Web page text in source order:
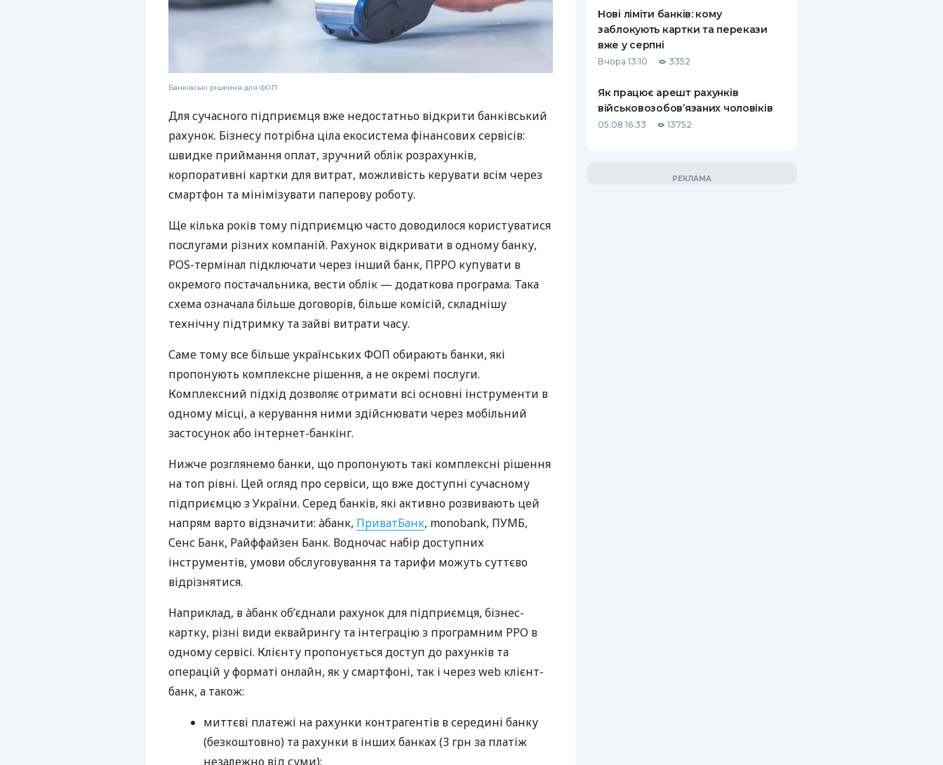
Банківські рішення для ФОП
Для сучасного підприємця вже недостатньо відкрити банківський
рахунок. Бізнесу потрібна ціла екосистема фінансових сервісів:
швидке приймання оплат, зручний облік розрахунків,
корпоративні картки для витрат, можливість керувати всім через
смартфон та мінімізувати паперову роботу.
Ще кілька років тому підприємцю часто доводилося користуватися
послугами різних компаній. Рахунок відкривати в одному банку,
POS-термінал підключати через інший банк, ПРРО купувати в
окремого постачальника, вести облік — додаткова програма. Така
схема означала більше договорів, більше комісій, складнішу
технічну підтримку та зайві витрати часу.
Саме тому все більше українських ФОП обирають банки, які
пропонують комплексне рішення, а не окремі послуги.
Комплексний підхід дозволяє отримати всі основні інструменти в
одному місці, а керування ними здійснювати через мобільний
застосунок або інтернет-банкінг.
Нижче розглянемо банки, що пропонують такі комплексні рішення
на топ рівні. Цей огляд про сервіси, що вже доступні сучасному
підприємцю з України. Серед банків, які активно розвивають цей
напрям варто відзначити: àбанк, ПриватБанк, monobank, ПУМБ,
Сенс Банк, Райффайзен Банк. Водночас набір доступних
інструментів, умови обслуговування та тарифи можуть суттєво
відрізнятися.
Наприклад, в àбанк об’єднали рахунок для підприємця, бізнес-
картку, різні види еквайрингу та інтеграцію з програмним РРО в
одному сервісі. Клієнту пропонується доступ до рахунків та
операцій у форматі онлайн, як у смартфоні, так і через web клієнт-
банк, а також:
миттєві платежі на рахунки контрагентів в середині банку
(безкоштовно) та рахунки в інших банках (3 грн за платіж
незалежно від суми);
Нові ліміти банків: кому
заблокують картки та перекази
вже у серпні
Вчора 13:10 3352
Як працює арешт рахунків
військовозобов’язаних чоловіків
05.08 16:33 13752